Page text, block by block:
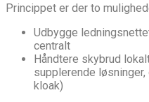
Princippet er der to
Udbygge
centralt
Håndtere skybrud
supplerende
kloak)